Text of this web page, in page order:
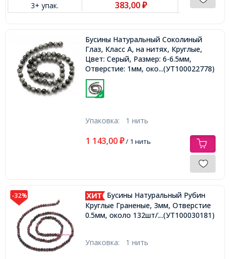
3+ упак. 383,00 ₽
Бусины Натуральный Соколиный
Глаз, Класс А, на нитях, Круглые,
Цвет: Серый, Размер: 6-6.5мм,
Отверстие: 1мм, около
60шт/37.5см/нить
...(УТ100022778)
Упаковка: 1 нить
1 143,00 ₽/ 1 нить
-32%
Бусины Натуральный Рубин
Круглые Граненые, 3мм, Отверстие
0.5мм, около 132шт/38см/нить,
...(УТ100030181)
Упаковка: 1 нить